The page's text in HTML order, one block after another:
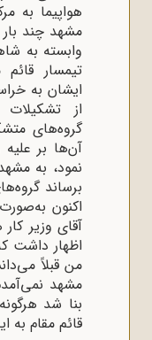
هواپیما به
مشهد چند بار
وابسته به
تیمسار
ایشان به
از
گروه‌های
آن‌ها بر
نمود، به
برساند
اکنون
آقای وزیر
اظهار داشت
من قبلاً
مشهد
بنا شد
قائم مقام به